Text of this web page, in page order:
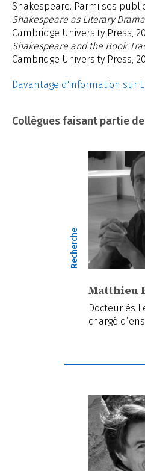
Shakespeare. Parmi ses
Shakespeare as Literary
Cambridge University Press,
Shakespeare and the Book
Cambridge University Press,
Davantage d'information sur
Collègues faisant partie
Recherche
Matthieu
Docteur ès
chargé